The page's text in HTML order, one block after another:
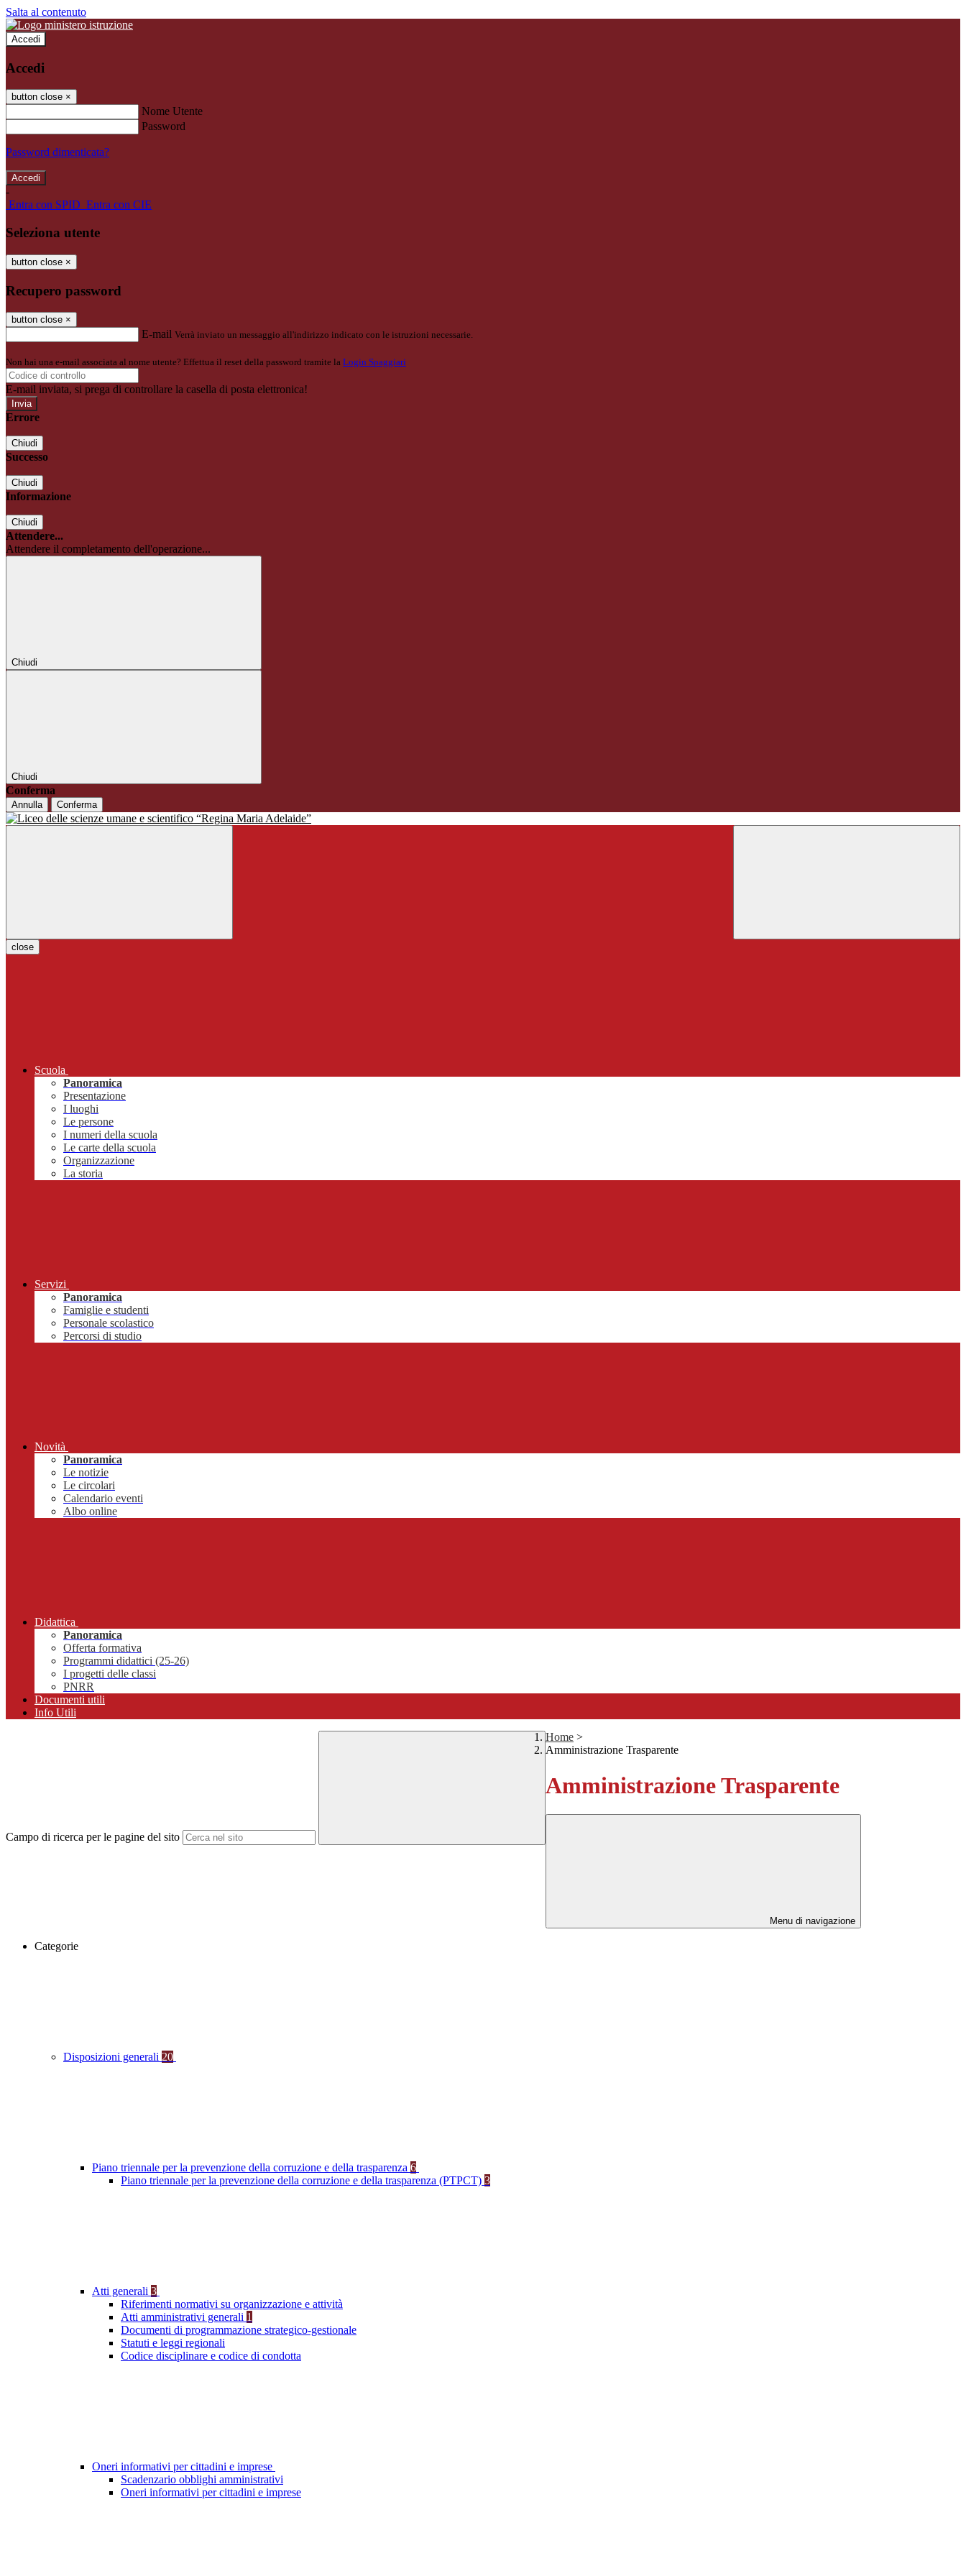
Salta al contenuto
Accedi
Accedi
button close ×
Nome Utente
Password
Password dimenticata?
-
Entra con SPID Entra con CIE
Seleziona utente
button close ×
Recupero password
button close ×
E-mail Verrà inviato un messaggio all'indirizzo indicato con le istruzioni necessarie.
Non hai una e-mail associata al nome utente? Effettua il reset della password tramite la Login Spaggiari
E-mail inviata, si prega di controllare la casella di posta elettronica!
Errore
Chiudi
Successo
Chiudi
Informazione
Chiudi
Attendere...
Attendere il completamento dell'operazione...
Chiudi
Chiudi
Conferma
Annulla Conferma
close
Scuola
Panoramica
Presentazione
I luoghi
Le persone
I numeri della scuola
Le carte della scuola
Organizzazione
La storia
Servizi
Panoramica
Famiglie e studenti
Personale scolastico
Percorsi di studio
Novità
Panoramica
Le notizie
Le circolari
Calendario eventi
Albo online
Didattica
Panoramica
Offerta formativa
Programmi didattici (25-26)
I progetti delle classi
PNRR
Documenti utili
Info Utili
Campo di ricerca per le pagine del sito
Home >
Amministrazione Trasparente
Amministrazione Trasparente
Menu di navigazione
Categorie
Disposizioni generali 20
Piano triennale per la prevenzione della corruzione e della trasparenza 6
Piano triennale per la prevenzione della corruzione e della trasparenza (PTPCT) 3
Atti generali 3
Riferimenti normativi su organizzazione e attività
Atti amministrativi generali 1
Documenti di programmazione strategico-gestionale
Statuti e leggi regionali
Codice disciplinare e codice di condotta
Oneri informativi per cittadini e imprese
Scadenzario obblighi amministrativi
Oneri informativi per cittadini e imprese